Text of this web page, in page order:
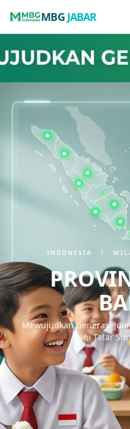
MBGJABAR
INDONESIA /
Mewujudkan Generasi
Tani Tatar